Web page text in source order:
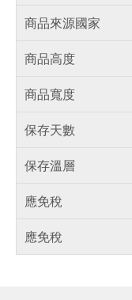
商品來源國家
商品高度
商品寬度
保存天數
保存溫層
應免稅
應免稅